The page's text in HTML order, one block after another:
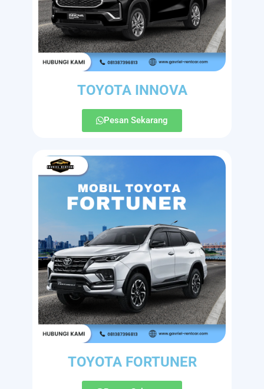
TOYOTA INNOVA
Pesan Sekarang
TOYOTA FORTUNER